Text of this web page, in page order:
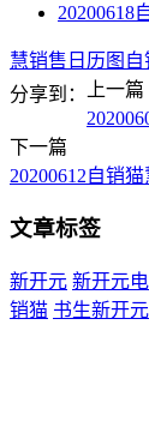
20200618
慧销售 日历图
分享到：
上一篇
下一篇
20200612自销
文章标签
新开元 新开元
销猫 书生新开元